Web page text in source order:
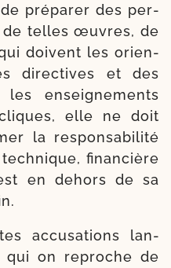
pré­pa­rer des per­
de telles œuvres, de
doivent les orien­
direc­tives et des
ensei­gne­ments
elle ne doit
la res­ponsabilité
finan­cière
en dehors de sa
accu­sa­tions lan­
qui on reproche de